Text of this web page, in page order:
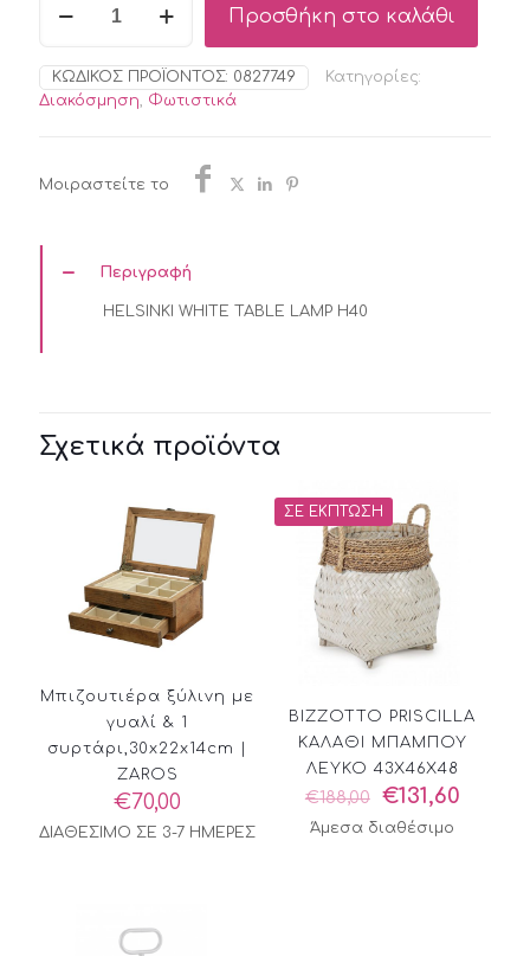
WHITE
LAMP
H40
ποσότητα
Προσθήκη στο καλάθι
ΚΩΔΙΚΌΣ ΠΡΟΪΌΝΤΟΣ: 0827749
Κατηγορίες:
Διακόσμηση, Φωτιστικά
Μοιραστείτε το
Περιγραφή
HELSINKI WHITE TABLE LAMP H40
Σχετικά προϊόντα
Μπιζουτιέρα ξύλινη με
γυαλί & 1
συρτάρι,30x22x14cm |
ZAROS
€70,00
ΔΙΑΘΕΣΙΜΟ ΣΕ 3-7 ΗΜΕΡΕΣ
ΣΕ ΈΚΠΤΩΣΗ
BIZZOTTO PRISCILLA
ΚΑΛΑΘΙ ΜΠΑΜΠΟΥ
ΛΕΥΚΟ 43X46X48
€188,00
Original
price
was:
€131,60Η
Άμεσα διαθέσιμο